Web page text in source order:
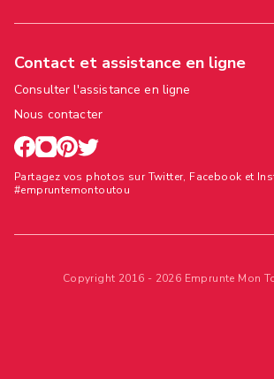
Contact et assistance en ligne
Consulter l'assistance en ligne
Nous contacter
Partagez vos photos sur Twitter, Facebook et
#empruntemontoutou
Copyright 2016 - 2026 Emprunte Mon